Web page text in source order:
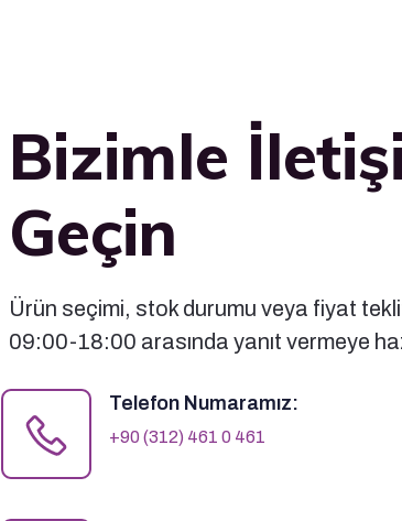
Bizimle
Geçin
Ürün seçimi, stok durumu veya fiyat
09:00-18:00 arasında yanıt vermeye
Telefon Numaramız:
+90 (312) 461 0 461